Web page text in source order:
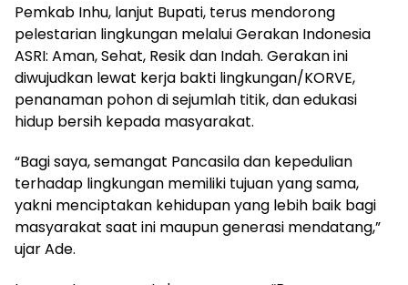
Pemkab Inhu, lanjut Bupati, terus mendorong
pelestarian lingkungan melalui Gerakan Indonesia
ASRI: Aman, Sehat, Resik dan Indah. Gerakan ini
diwujudkan lewat kerja bakti lingkungan/KORVE,
penanaman pohon di sejumlah titik, dan edukasi
hidup bersih kepada masyarakat.
“Bagi saya, semangat Pancasila dan kepedulian
terhadap lingkungan memiliki tujuan yang sama,
yakni menciptakan kehidupan yang lebih baik bagi
masyarakat saat ini maupun generasi mendatang,”
ujar Ade.